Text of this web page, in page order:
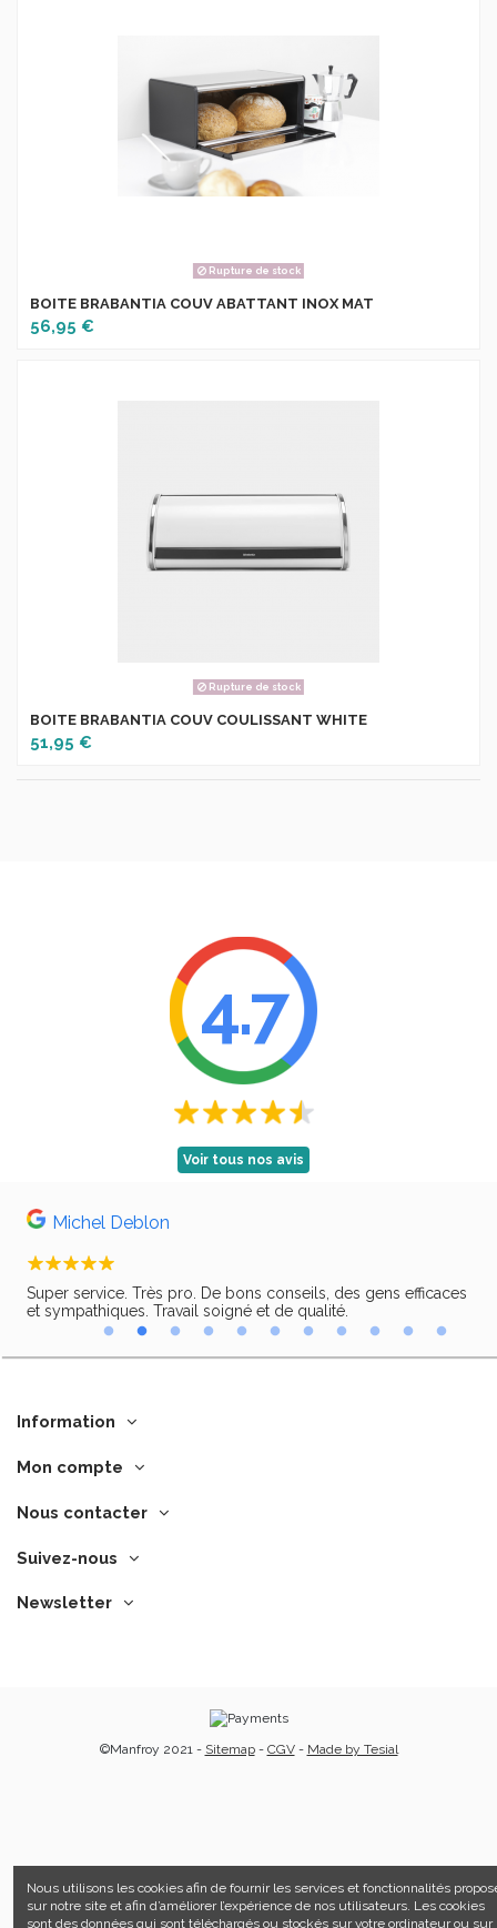
Rupture de stock
BOITE BRABANTIA COUV ABATTANT INOX MAT
56,95 €
Rupture de stock
BOITE BRABANTIA COUV COULISSANT WHITE
51,95 €
4.7
Voir tous nos avis
Michel Deblon
Super service. Très pro. De bons conseils, des gens efficaces
et sympathiques. Travail soigné et de qualité.
Information
Mon compte
Nous contacter
Suivez-nous
Newsletter
©Manfroy 2021 - Sitemap- CGV- Made by Tesial
Nous utilisons les cookies afin de fournir les services et fonctionnalités
sur notre site et afin d’améliorer l’expérience de nos utilisateurs. Les cookies
sont des données qui sont téléchargés ou stockés sur votre ordinateur ou sur